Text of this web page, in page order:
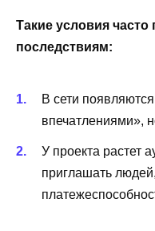
Такие условия часто
последствиям:
В сети
впечатлениями»,
У проекта растет
приглашать